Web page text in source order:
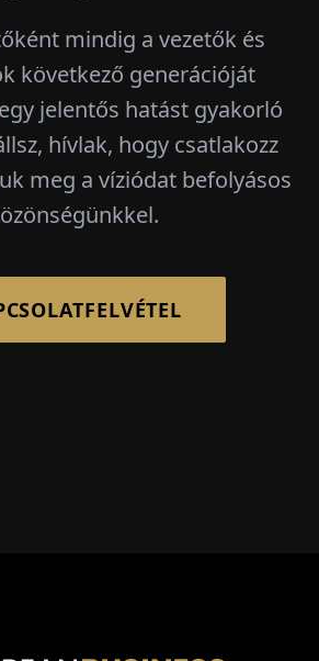
mindig a vezetők és
következő generációját
jelentős hatást gyakorló
hívlak, hogy csatlakozz
meg a víziódat befolyásos